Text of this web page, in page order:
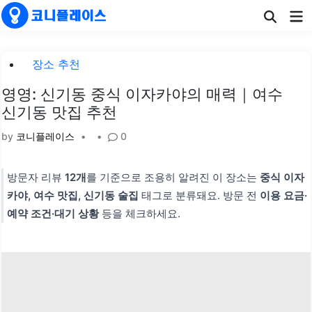
Skip
to
Posted장소 추천
영영: 신기동 중식 이자카야의 매력｜여수
신기동 맛집 추천
by 코니플레이스 • • 0
방문자 리뷰12개를 기준으로 조용히 알려진 이 장소는 중식 이자
카야, 여수 맛집, 신기동 술집 태그로 분류돼요. 방문 전 이용 요금·
예약 조건·대기 상황등을 체크하세요.